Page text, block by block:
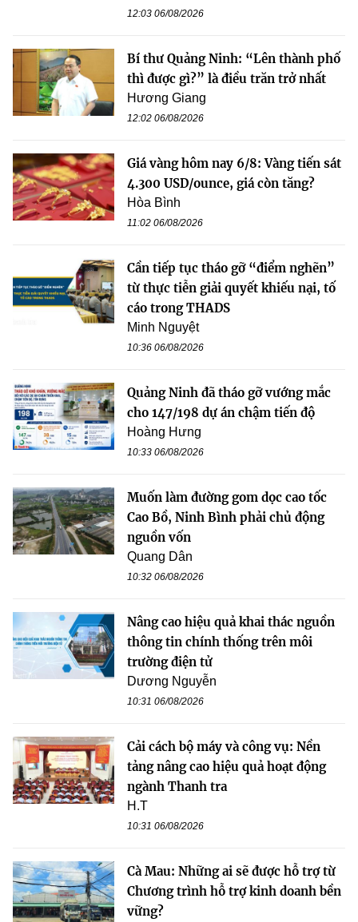
12:03 06/08/2026
Bí thư Quảng Ninh: “Lên thành phố
thì được gì?” là điều trăn trở nhất
Hương Giang
12:02 06/08/2026
Giá vàng hôm nay 6/8: Vàng tiến sát
4.300 USD/ounce, giá còn tăng?
Hòa Bình
11:02 06/08/2026
Cần tiếp tục tháo gỡ “điểm nghẽn”
từ thực tiễn giải quyết khiếu nại, tố
cáo trong THADS
Minh Nguyệt
10:36 06/08/2026
Quảng Ninh đã tháo gỡ vướng mắc
cho 147/198 dự án chậm tiến độ
Hoàng Hưng
10:33 06/08/2026
Muốn làm đường gom dọc cao tốc
Cao Bồ, Ninh Bình phải chủ động
nguồn vốn
Quang Dân
10:32 06/08/2026
Nâng cao hiệu quả khai thác nguồn
thông tin chính thống trên môi
trường điện tử
Dương Nguyễn
10:31 06/08/2026
Cải cách bộ máy và công vụ: Nền
tảng nâng cao hiệu quả hoạt động
ngành Thanh tra
H.T
10:31 06/08/2026
Cà Mau: Những ai sẽ được hỗ trợ từ
Chương trình hỗ trợ kinh doanh bền
vững?